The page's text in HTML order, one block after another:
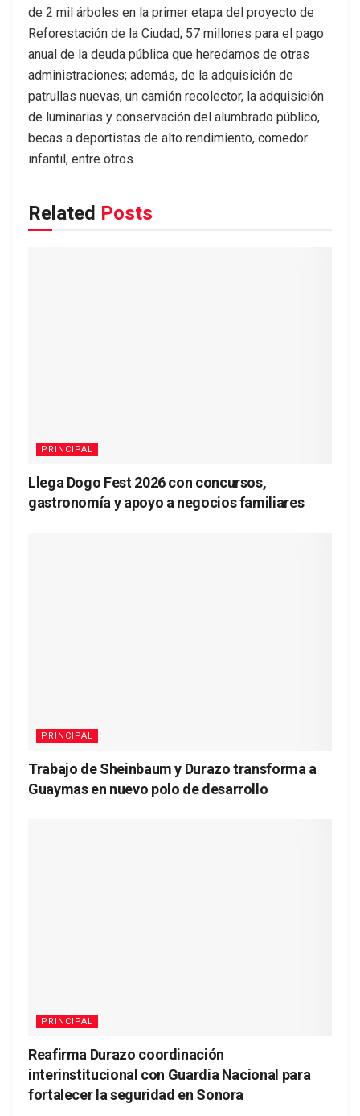
de 2 mil árboles en la primer etapa del proyecto de
Reforestación de la Ciudad; 57 millones para el pago
anual de la deuda pública que heredamos de otras
administraciones; además, de la adquisición de
patrullas nuevas, un camión recolector, la adquisición
de luminarias y conservación del alumbrado público,
becas a deportistas de alto rendimiento, comedor
infantil, entre otros.
Related Posts
PRINCIPAL
Llega Dogo Fest 2026 con concursos,
gastronomía y apoyo a negocios familiares
PRINCIPAL
Trabajo de Sheinbaum y Durazo transforma a
Guaymas en nuevo polo de desarrollo
PRINCIPAL
Reafirma Durazo coordinación
interinstitucional con Guardia Nacional para
fortalecer la seguridad en Sonora